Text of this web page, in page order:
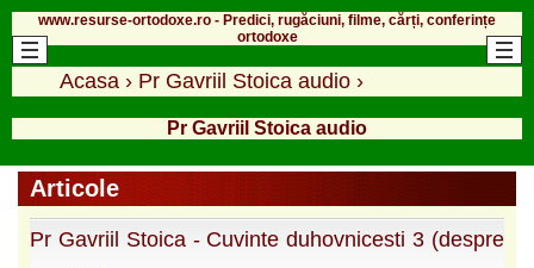
www.resurse-ortodoxe.ro - Predici, rugăciuni, filme, cărți, conferințe
ortodoxe
Acasa › Pr Gavriil Stoica audio ›
Pr Gavriil Stoica audio
Articole
Pr Gavriil Stoica - Cuvinte duhovnicesti 3 (despre